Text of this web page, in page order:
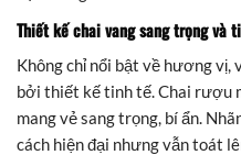
Thiết kế chai vang sang trọng và
Không chỉ nổi bật về hương vị,
bởi thiết kế tinh tế. Chai rượu
mang vẻ sang trọng, bí ẩn.
cách hiện đại nhưng vẫn toát